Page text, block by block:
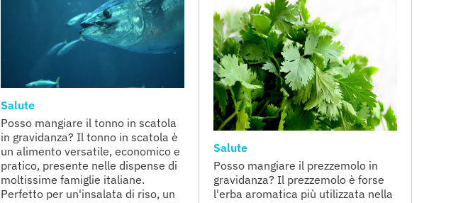
Salute
Posso mangiare il tonno in scatola
in gravidanza? Il tonno in scatola è
un alimento versatile, economico e
pratico, presente nelle dispense di
moltissime famiglie italiane.
Perfetto per un'insalata di riso, un
Salute
Posso mangiare il prezzemolo in
gravidanza? Il prezzemolo è forse
l'erba aromatica più utilizzata nella